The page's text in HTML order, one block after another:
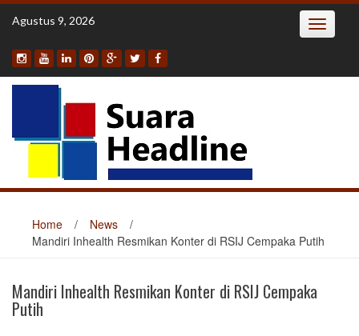
Skip
Agustus 9, 2026 Toggle
Home / News
/
Mandiri Inhealth Resmikan Konter di RSIJ Cempaka Putih
Mandiri Inhealth Resmikan Konter di RSIJ Cempaka
Putih